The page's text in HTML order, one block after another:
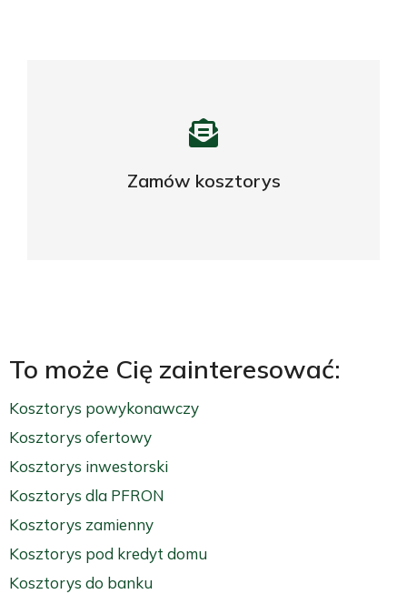
Zamów kosztorys
Potrzebujesz profesjonalnego
kosztorysu?
To może Cię zainteresować:
Kosztorys powykonawczy
Kosztorys ofertowy
Kosztorys inwestorski
Kosztorys dla PFRON
Kosztorys zamienny
Kosztorys pod kredyt domu
Kosztorys do banku